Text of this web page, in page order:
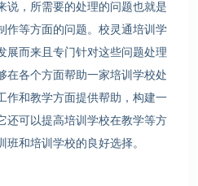
说，所需要的处理的问题也就是
作等方面的问题。校灵通培训学
展而来且专门针对这些问题处理
在各个方面帮助一家培训学校处
作和教学方面提供帮助，构建一
还可以提高培训学校在教学等方
和培训学校的良好选择。